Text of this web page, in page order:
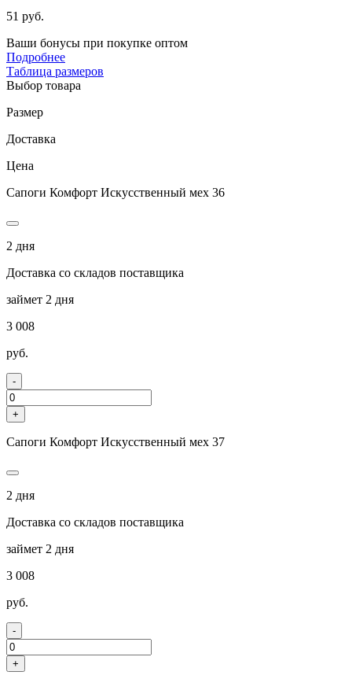
51 руб.
Ваши бонусы при покупке оптом
Подробнее
Таблица размеров
Выбор товара
Размер
Доставка
Цена
Сапоги Комфорт Искусственный мех 36
2 дня
Доставка со складов поставщика
займет 2 дня
3 008
руб.
-
+
Сапоги Комфорт Искусственный мех 37
2 дня
Доставка со складов поставщика
займет 2 дня
3 008
руб.
-
+